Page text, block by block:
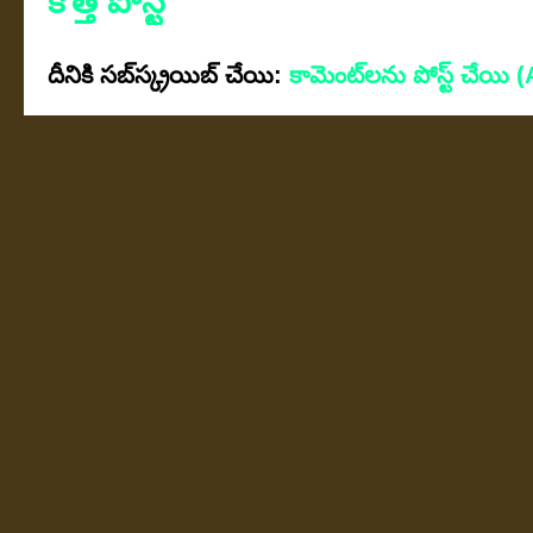
దీనికి సబ్‌స్క్రయిబ్ చేయి: కామెంట్‌లను పోస్ట్ చేయి